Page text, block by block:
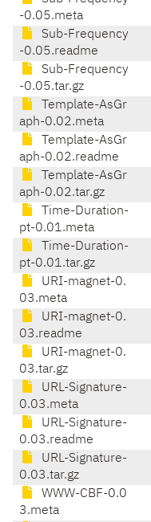
-0.05.meta
Sub-Frequency
-0.05.readme
Sub-Frequency
-0.05.tar.gz
Template-AsGr
aph-0.02.meta
Template-AsGr
aph-0.02.readme
Template-AsGr
aph-0.02.tar.gz
Time-Duration-
pt-0.01.meta
Time-Duration-
pt-0.01.tar.gz
URI-magnet-0.
03.meta
URI-magnet-0.
03.readme
URI-magnet-0.
03.tar.gz
URL-Signature-
0.03.meta
URL-Signature-
0.03.readme
URL-Signature-
0.03.tar.gz
WWW-CBF-0.0
3.meta